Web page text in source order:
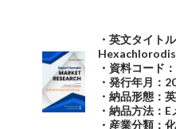
・英文タイト
・資料コード
・発行年月：
・納品形態：
・納品方法：
・産業分類：